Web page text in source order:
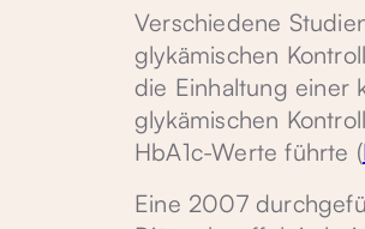
Verschiedene
glykämischen
die Einhaltung einer
glykämischen
HbA1c-Werte führte (
Eine 2007